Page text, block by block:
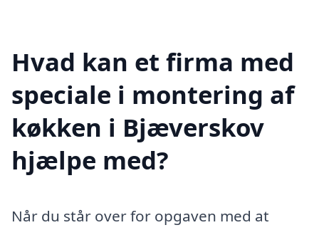
Hvad kan et firma med
speciale i montering af
køkken i Bjæverskov
hjælpe med?
Når du står over for opgaven med at